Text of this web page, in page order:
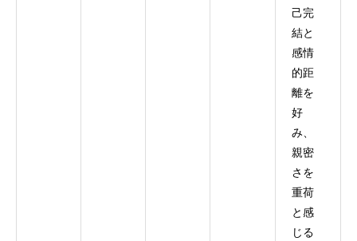
己完
結と
感情
的距
離を
好
み、
親密
さを
重荷
と感
じる